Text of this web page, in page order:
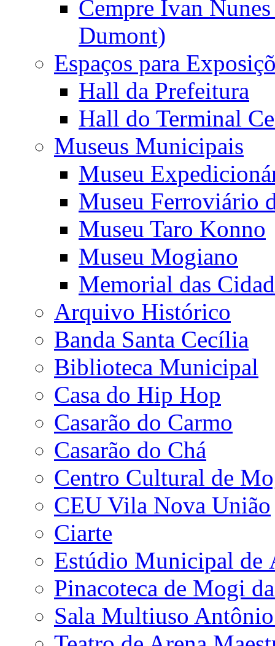
Cempre Ivan
Dumont)
Espaços para
Hall da Prefeitura
Hall do Terminal
Museus Municipais
Museu
Museu Ferroviário
Museu Taro Konno
Museu Mogiano
Memorial das
Arquivo Histórico
Banda Santa Cecília
Biblioteca Municipal
Casa do Hip Hop
Casarão do Carmo
Casarão do Chá
Centro Cultural de
CEU Vila Nova União
Ciarte
Estúdio Municipal de
Pinacoteca de Mogi
Sala Multiuso